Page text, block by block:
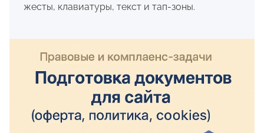
жесты, клавиатуры, текст и тап-зоны.